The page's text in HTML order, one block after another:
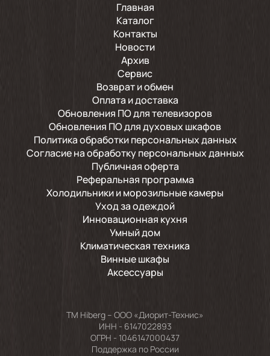
Главная
Каталог
Контакты
Новости
Архив
Сервис
Возврат и обмен
Оплата и доставка
Обновления ПО для телевизоров
Обновления ПО для духовых шкафов
Политика обработки персональных данных
Согласие на обработку персональных данных
Публичная оферта
Реферальная программа
Холодильники и морозильные камеры
Уход за одеждой
Инновационная кухня
Умный дом
Климатическая техника
Винные шкафы
Аксессуары
TM Hiberg – ООО «Диорит-Технис»
ИНН - 6147022893
ОГРН - 1046147000437
Поддержка по России